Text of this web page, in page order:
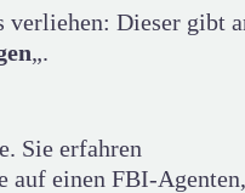
Dieser gibt
„.
Sie erfahren
einen FBI-